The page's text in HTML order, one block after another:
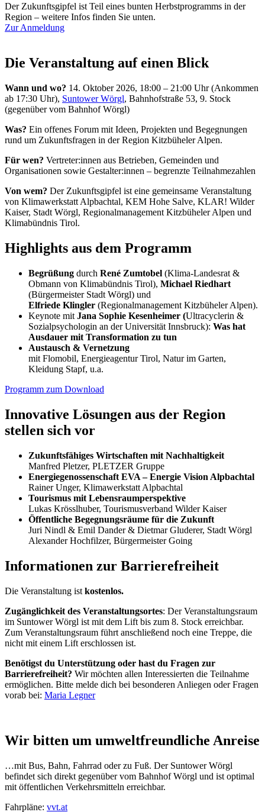
Der Zukunftsgipfel ist Teil eines bunten Herbstprogramms in der
Region – weitere Infos finden Sie unten.
Zur Anmeldung
Die Veranstaltung auf einen Blick
Wann und wo? 14. Oktober 2026, 18:00 – 21:00 Uhr (Ankommen
ab 17:30 Uhr), Suntower Wörgl, Bahnhofstraße 53, 9. Stock
(gegenüber vom Bahnhof Wörgl)
Was? Ein offenes Forum mit Ideen, Projekten und Begegnungen
rund um Zukunftsfragen in der Region Kitzbüheler Alpen.
Für wen? Vertreter:innen aus Betrieben, Gemeinden und
Organisationen sowie Gestalter:innen – begrenzte Teilnahmezahlen
Von wem? Der Zukunftsgipfel ist eine gemeinsame Veranstaltung
von Klimawerkstatt Alpbachtal, KEM Hohe Salve, KLAR! Wilder
Kaiser, Stadt Wörgl, Regionalmanagement Kitzbüheler Alpen und
Klimabündnis Tirol.
Highlights aus dem Programm
Begrüßung durch René Zumtobel (Klima-Landesrat &
Obmann von Klimabündnis Tirol), Michael Riedhart
(Bürgermeister Stadt Wörgl) und
Elfriede Klingler (Regionalmanagement Kitzbüheler Alpen).
Keynote mit Jana Sophie Kesenheimer (Ultracyclerin &
Sozialpsychologin an der Universität Innsbruck): Was hat
Ausdauer mit Transformation zu tun
Austausch & Vernetzung
mit Flomobil, Energieagentur Tirol, Natur im Garten,
Kleidung Stapf, u.a.
Programm zum Download
Innovative Lösungen aus der Region
stellen sich vor
Zukunftsfähiges Wirtschaften mit Nachhaltigkeit
Manfred Pletzer, PLETZER Gruppe
Energiegenossenschaft EVA – Energie Vision Alpbachtal
Rainer Unger, Klimawerkstatt Alpbachtal
Tourismus mit Lebensraumperspektive
Lukas Krösslhuber, Tourismusverband Wilder Kaiser
Öffentliche Begegnungsräume für die Zukunft
Juri Nindl & Emil Dander & Dietmar Gluderer, Stadt Wörgl
Alexander Hochfilzer, Bürgermeister Going
Informationen zur Barrierefreiheit
Die Veranstaltung ist kostenlos.
Zugänglichkeit des Veranstaltungsortes: Der Veranstaltungsraum
im Suntower Wörgl ist mit dem Lift bis zum 8. Stock erreichbar.
Zum Veranstaltungsraum führt anschließend noch eine Treppe, die
nicht mit einem Lift erschlossen ist.
Benötigst du Unterstützung oder hast du Fragen zur
Barrierefreiheit? Wir möchten allen Interessierten die Teilnahme
ermöglichen. Bitte melde dich bei besonderen Anliegen oder Fragen
vorab bei: Maria Legner
Wir bitten um umweltfreundliche Anreise
…mit Bus, Bahn, Fahrrad oder zu Fuß. Der Suntower Wörgl
befindet sich direkt gegenüber vom Bahnhof Wörgl und ist optimal
mit öffentlichen Verkehrsmitteln erreichbar.
Fahrpläne: vvt.at